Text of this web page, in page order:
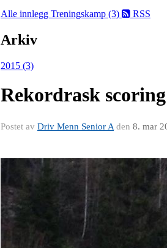
Alle innlegg Treningskamp (3) RSS
Arkiv
2015 (3)
Rekordrask
Postet av Driv Menn Senior A den 8. mar